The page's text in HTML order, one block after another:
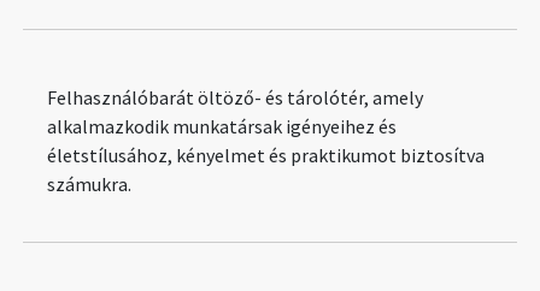
Felhasználóbarát öltöző- és tárolótér, amely
alkalmazkodik munkatársak igényeihez és
életstílusához, kényelmet és praktikumot biztosítva
számukra.